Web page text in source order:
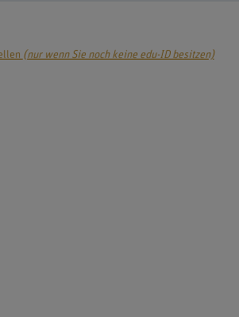
(nur wenn Sie noch keine edu-ID besitzen)